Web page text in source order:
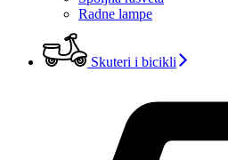
Radne lampe
Skuteri i bicikli